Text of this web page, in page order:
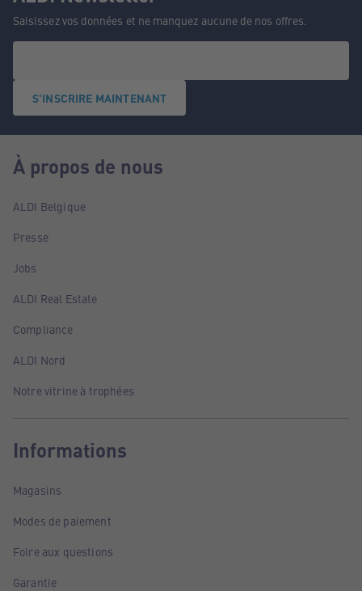
Saisissez vos données et ne manquez aucune de nos offres.
S'INSCRIRE MAINTENANT
À propos de nous
ALDI Belgique
Presse
Jobs
ALDI Real Estate
Compliance
ALDI Nord
Notre vitrine à trophées
Informations
Magasins
Modes de paiement
Foire aux questions
Garantie